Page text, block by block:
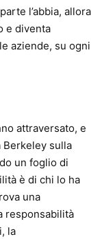
l’abbia, allora
e diventa
aziende, su ogni
attraversato, e
sulla
un foglio di
è di chi lo ha
una
responsabilità
la